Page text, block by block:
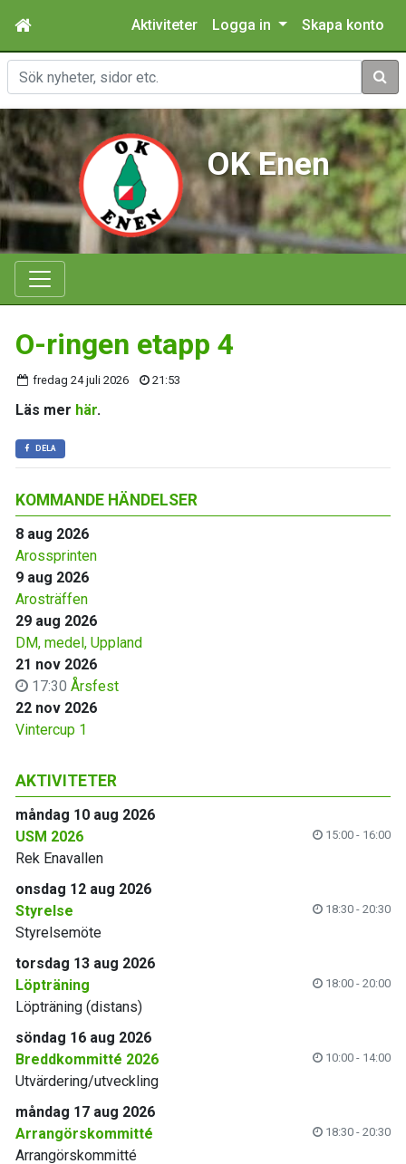
Aktiviteter Logga in Skapa konto
Sök
OK Enen
KOMMANDE HÄNDELSER
8 aug 2026
Arossprinten
9 aug 2026
Arosträffen
29 aug 2026
DM, medel, Uppland
21 nov 2026
17:30 Årsfest
22 nov 2026
Vintercup 1
AKTIVITETER
måndag 10 aug 2026
USM 2026
15:00 - 16:00
Rek Enavallen
onsdag 12 aug 2026
Styrelse
18:30 - 20:30
Styrelsemöte
torsdag 13 aug 2026
Löpträning
18:00 - 20:00
Löpträning (distans)
söndag 16 aug 2026
Breddkommitté 2026
10:00 - 14:00
Utvärdering/utveckling
måndag 17 aug 2026
Arrangörskommitté
18:30 - 20:30
Arrangörskommitté
O-ringen etapp 4
fredag 24 juli 2026 21:53
Läs mer här.
DELA